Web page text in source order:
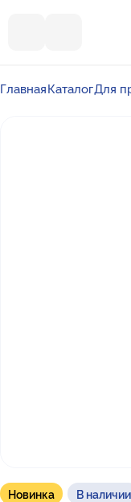
ГлавнаяКаталогДля
Новинка В наличии